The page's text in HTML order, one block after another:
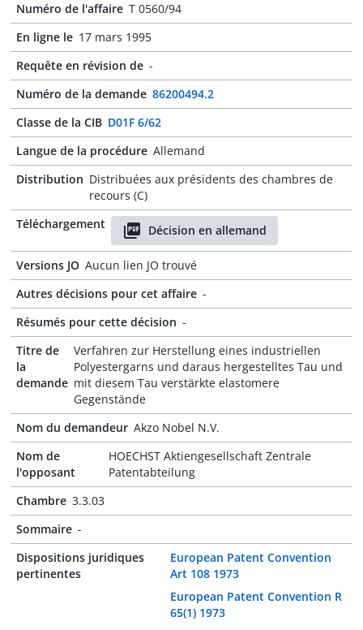
Numéro de l'affaire T 0560/94
En ligne le 17 mars 1995
Requête en révision de -
Numéro de la demande 86200494.2
Classe de la CIB D01F 6/62
Langue de la procédure Allemand
Distribution Distribuées aux présidents des chambres de
recours (C)
Téléchargement
Décision en allemand
Versions JO Aucun lien JO trouvé
Autres décisions pour cet affaire -
Résumés pour cette décision -
Titre de
la
demande
Verfahren zur Herstellung eines industriellen
Polyestergarns und daraus hergestelltes Tau und
mit diesem Tau verstärkte elastomere
Gegenstände
Nom du demandeur Akzo Nobel N.V.
Nom de
l'opposant
HOECHST Aktiengesellschaft Zentrale
Patentabteilung
Chambre 3.3.03
Sommaire -
Dispositions juridiques
pertinentes
European Patent Convention
Art 108 1973
European Patent Convention R
65(1) 1973